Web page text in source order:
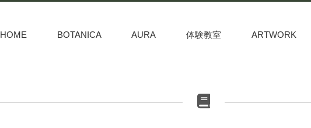
HOME BOTANICA AURA 体験教室 ARTWORK